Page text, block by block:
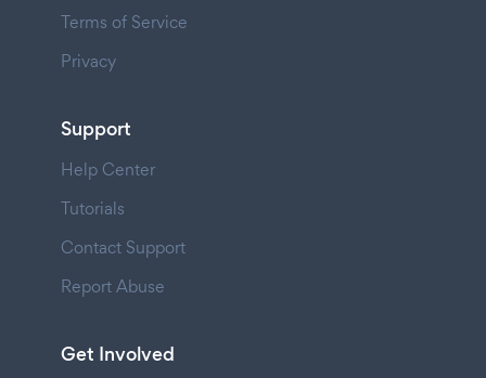
Terms of Service
Privacy
Support
Help Center
Tutorials
Contact Support
Report Abuse
Get Involved